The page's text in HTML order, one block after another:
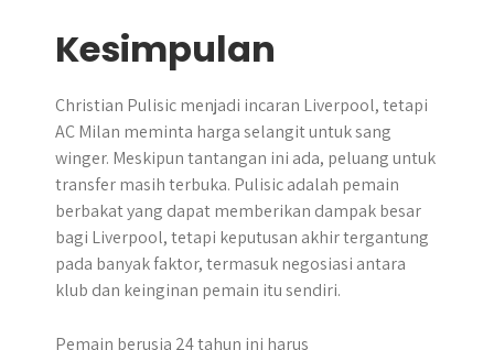
Kesimpulan
Christian Pulisic menjadi incaran Liverpool, tetapi
AC Milan meminta harga selangit untuk sang
winger. Meskipun tantangan ini ada, peluang untuk
transfer masih terbuka. Pulisic adalah pemain
berbakat yang dapat memberikan dampak besar
bagi Liverpool, tetapi keputusan akhir tergantung
pada banyak faktor, termasuk negosiasi antara
klub dan keinginan pemain itu sendiri.
Pemain berusia 24 tahun ini harus